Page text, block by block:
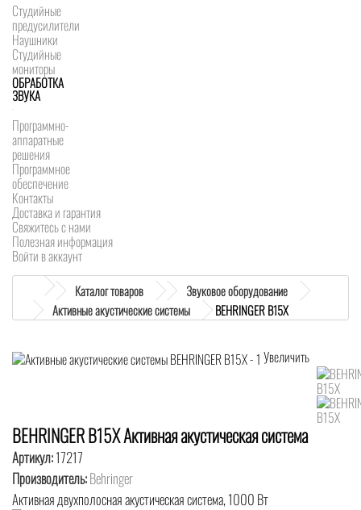
Студийные
предусилители
Наушники
Студийные
мониторы
ОБРАБОТКА
ЗВУКА
Программно-
аппаратные
решения
Программное
обеспечение
Контакты
Доставка и гарантия
Свяжитесь с нами
Полезная информация
Войти в аккаунт
Каталог товаров
Звуковое оборудование
Активные акустические системы
BEHRINGER B15X
Увеличить
BEHRINGER B15X Активная акустическая система
Артикул:17217
Производитель:Behringer
Активная двухполосная акустическая система, 1000 Вт